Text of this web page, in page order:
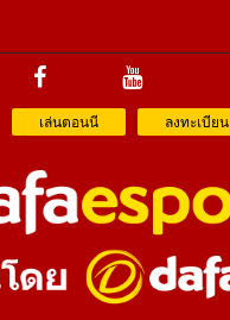
เล่นตอนนี ลงทะเบียน